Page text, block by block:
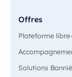
Offres
Plateforme
Solutions